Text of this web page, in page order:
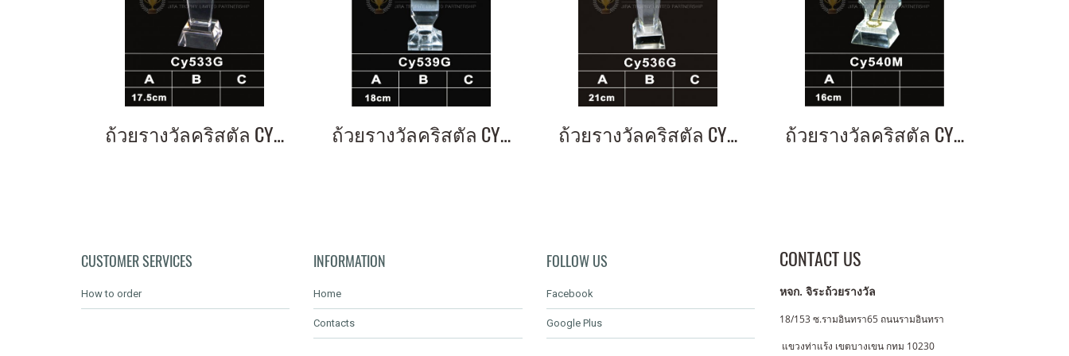
ถ้วยรางวัลคริสตัล CY533G ถ้วยรางวัลคริสตัล CY539G ถ้วยรางวัลคริสตัล CY536G ถ้วยรางวัลคริสตัล CY540M
CUSTOMER SERVICES
How to order
INFORMATION
Home
Contacts
FOLLOW US
Facebook
Google Plus
CONTACT US
หจก. จิระถ้วยรางวัล
18/153 ซ.รามอินทรา65 ถนนรามอินทรา
แขวงท่าแร้ง เขตบางเขน กทม 10230